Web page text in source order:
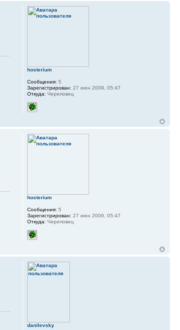
hosterium
Сообщения: 5
Зарегистрирован: 27 июн 2009, 05:47
Откуда: Череповец
hosterium
Сообщения: 5
Зарегистрирован: 27 июн 2009, 05:47
Откуда: Череповец
danilevsky